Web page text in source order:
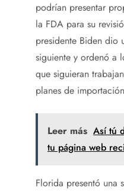
podrían presentar
la FDA para su
presidente Biden dio
siguiente y ordenó a
que siguieran
planes de
Leer más Así tú
tu página web
Florida presentó una